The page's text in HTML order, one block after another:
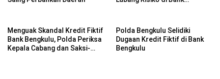
Menguak Skandal Kredit Fiktif
Bank Bengkulu, Polda Periksa
Kepala Cabang dan Saksi-
Polda Bengkulu Selidiki
Dugaan Kredit Fiktif di Bank
Bengkulu